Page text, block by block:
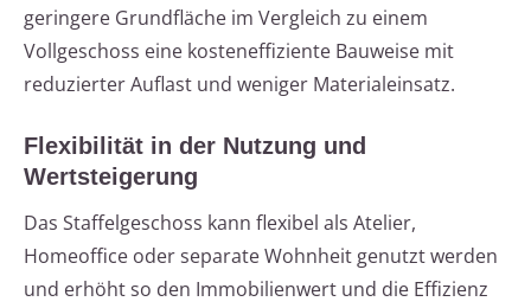
geringere Grundfläche im Vergleich zu einem
Vollgeschoss eine kosteneffiziente Bauweise mit
reduzierter Auflast und weniger Materialeinsatz.
Flexibilität in der Nutzung und
Wertsteigerung
Das Staffelgeschoss kann flexibel als Atelier,
Homeoffice oder separate Wohnheit genutzt werden
und erhöht so den Immobilienwert und die Effizienz